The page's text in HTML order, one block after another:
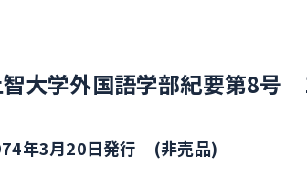
智大学外国語学部紀要第8
年3月20日発行 (非売品)